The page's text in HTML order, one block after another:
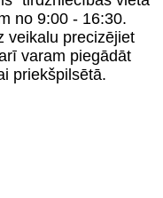
no 9:00 - 16:30.
veikalu precizējiet
varam piegādāt
priekšpilsētā.